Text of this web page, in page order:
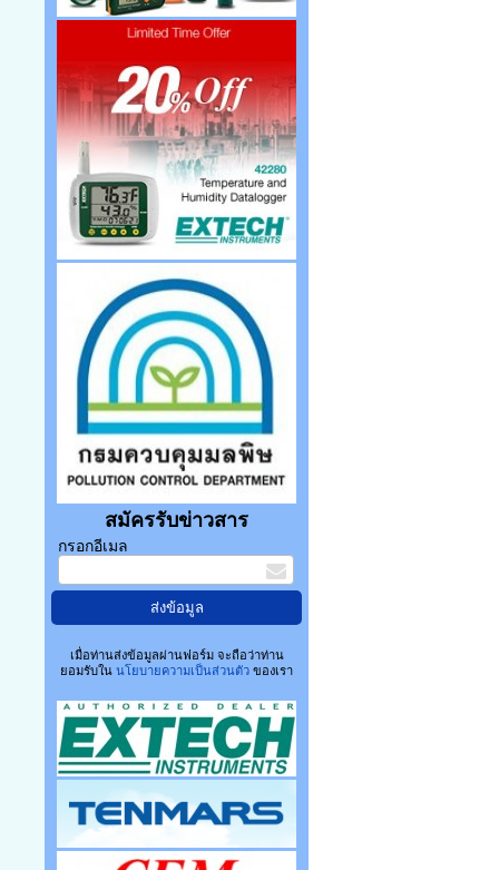
สมัครรับข่าวสาร
กรอกอีเมล
เมื่อท่านส่งข้อมูลผ่านฟอร์ม จะถือว่าท่าน
ยอมรับใน นโยบายความเป็นส่วนตัวของเรา